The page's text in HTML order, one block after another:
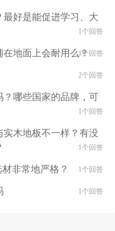
好是能促进学习、大
1个回答
地面上会耐用么？1个回答
2个回答
哪些国家的品牌，可
1个回答
木地板不一样？有没
1个回答
非常地严格？ 1个回答
1个回答